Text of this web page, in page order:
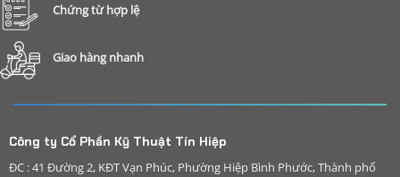
Chứng từ hợp lệ
Giao hàng nhanh
Công ty Cổ Phần Kỹ Thuật Tín Hiệp
ĐC : 41 Đường 2, KĐT Vạn Phúc, Phường Hiệp Bình Phước, Thành phố